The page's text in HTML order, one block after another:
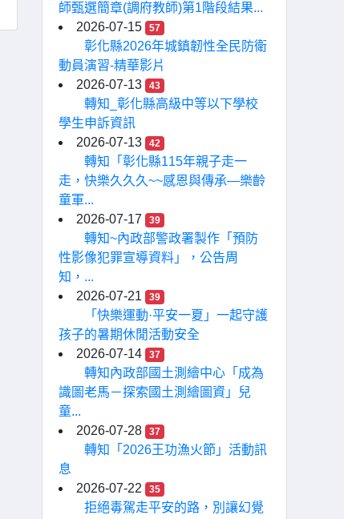
師甄選簡章(調府教師)第1階段結果...
2026-07-15
57
彰化縣2026年城鎮韌性全民防衛
動員演習-精華影片
2026-07-13
43
轉知_彰化縣高級中等以下學校
學生申訴資訊
2026-07-13
42
轉知「彰化縣115年親子走一
走，快樂久久久~~感恩與傳承—樂齡
童軍...
2026-07-17
39
轉知~內政部警政署製作「預防
性影像犯罪宣導資料」，公告周
知，...
2026-07-21
39
「快樂運動·平安一夏」一起守護
孩子的暑期休閒活動安全
2026-07-14
37
轉知內政部國土測繪中心「成為
識圖老馬－探索國土測繪圖資」兒
童...
2026-07-28
37
轉知「2026王功漁火節」活動訊
息
2026-07-22
35
拒絕毒駕走平安的路，別讓幻覺